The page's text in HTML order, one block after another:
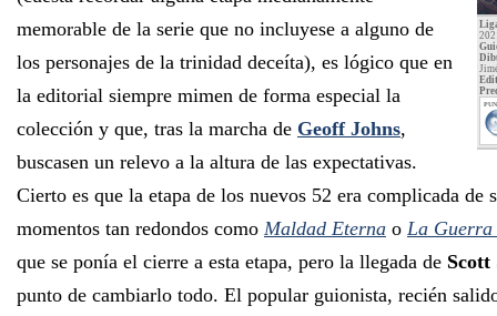
memorable de la serie que no incluyese a alguno de
los personajes de la trinidad deceíta), es lógico que en
la editorial siempre mimen de forma especial la
colección y que, tras la marcha de Geoff Johns,
buscasen un relevo a la altura de las expectativas.
Cierto es que la etapa de los nuevos 52 era complicada de
momentos tan redondos como Maldad Eterna o La Guerra
que se ponía el cierre a esta etapa, pero la llegada de Scott
punto de cambiarlo todo. El popular guionista, recién